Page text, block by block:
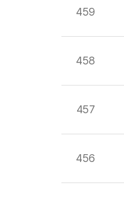
459
458
457
456